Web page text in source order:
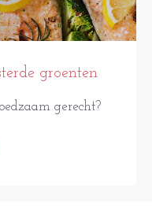
groenten
gerecht?